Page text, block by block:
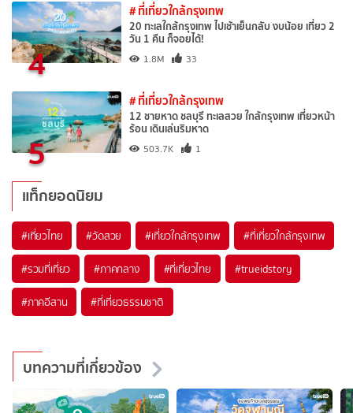
4
# ที่เที่ยวใกล้กรุงเทพ
20 ทะเลใกล้กรุงเทพ ไปเช้าเย็นกลับ งบน้อย เที่ยว 2
วัน 1 คืน ก็จอยได้!
1.8M 33
5
# ที่เที่ยวใกล้กรุงเทพ
12 ชายหาด ชลบุรี ทะเลสวย ใกล้กรุงเทพ เที่ยวหน้า
ร้อน เดินเล่นริมหาด
503.7K 1
แท็กยอดนิยม
#เที่ยวไทย #วัดสวย #เที่ยวใกล้กรุงเทพ #ที่เที่ยวใกล้กรุงเทพ
#รวมที่เที่ยว #ภาคกลาง #ที่เที่ยวไทย #trueidstory
#ภาคอีสาน #ที่เที่ยวธรรมชาติ
บทความที่เกี่ยวข้อง